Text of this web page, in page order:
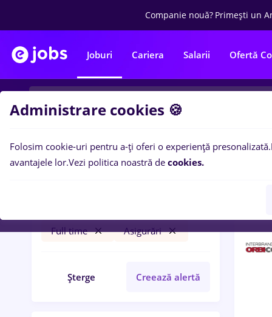
Companie nouă? Primești un
Joburi Cariera Salarii Ofertă
Filtre
Full time
Asigurări
Șterge Creează alertă
1loc
Administrare cookies 🍪
Folosim cookie-uri pentru a-ți oferi o experiență presonalizată.
avantajele lor.Vezi politica noastră de cookies.